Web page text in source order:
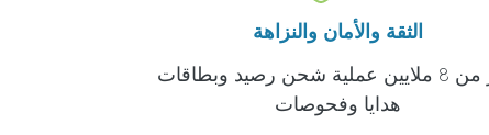
الثقة والأمان والنزاهة
أكثر من 8 ملايين عملية شحن رصيد وبطاقات
هدايا وفحوصات